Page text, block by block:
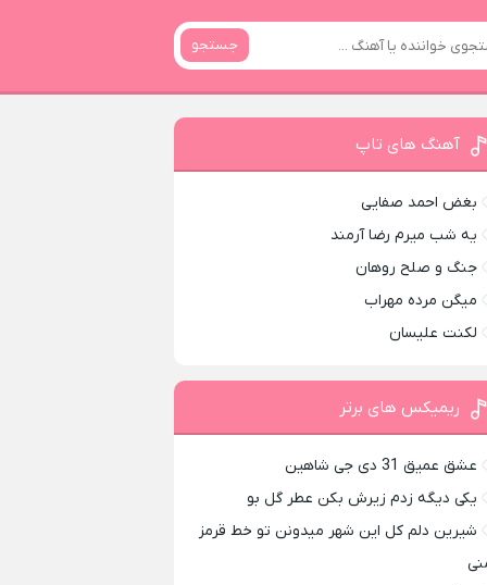
جستجو
آهنگ های تاپ
بغض احمد صفایی
یه شب میرم رضا آرمند
جنگ و صلح روهان
میگن مرده مهراب
لکنت علیسان
ریمیکس های برتر
عشق عمیق 31 دی جی شاهین
یکی دیگه زدم زیرش بکن عطر گل بو
شیرین دلم کل این شهر میدونن تو خط قرمز